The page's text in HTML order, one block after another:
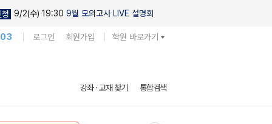
청 9/2(수) 19:30 9월 모의고사 LIVE 설명회
로그인 회원가입 학원 바로가기
강좌 · 교재 찾기 통합검색